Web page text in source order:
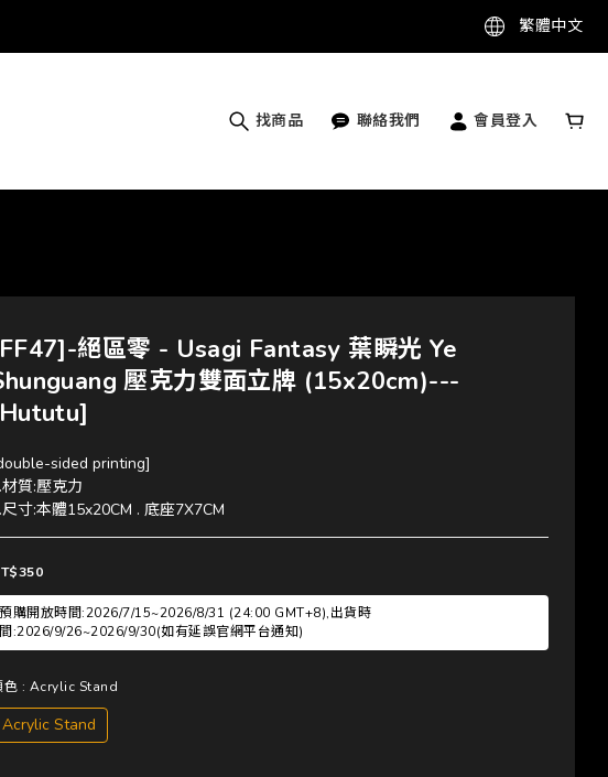
繁體中文
找商品 聯絡我們 會員登入
絕區零 - Usagi Fantasy 葉瞬光 Ye
壓克力雙面立牌 (15x20cm)---
sided printing]
材質:壓克力
尺寸:本體15x20CM . 底座7X7CM
預購開放時間:2026/7/15~2026/8/31 (24:00 GMT+8),出貨時
間:2026/9/26~2026/9/30(如有延誤官網平台通知)
色 : Acrylic Stand
Acrylic Stand